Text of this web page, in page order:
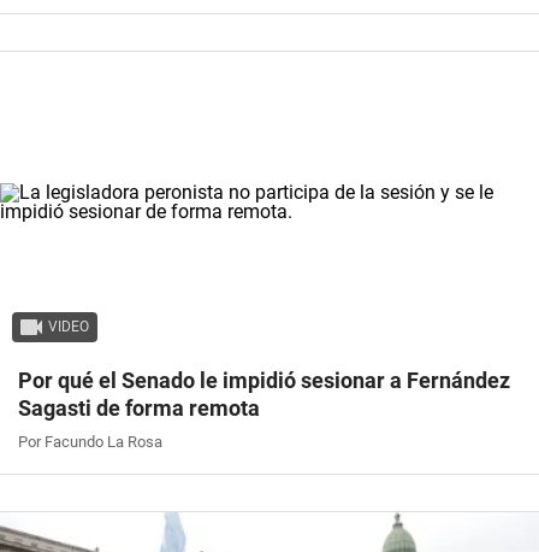
VIDEO
Por qué el Senado le impidió sesionar a Fernández
Sagasti de forma remota
Por Facundo La Rosa